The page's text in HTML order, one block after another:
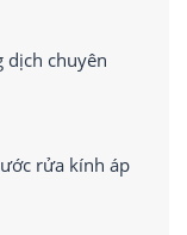
dịch chuyên
rửa kính áp